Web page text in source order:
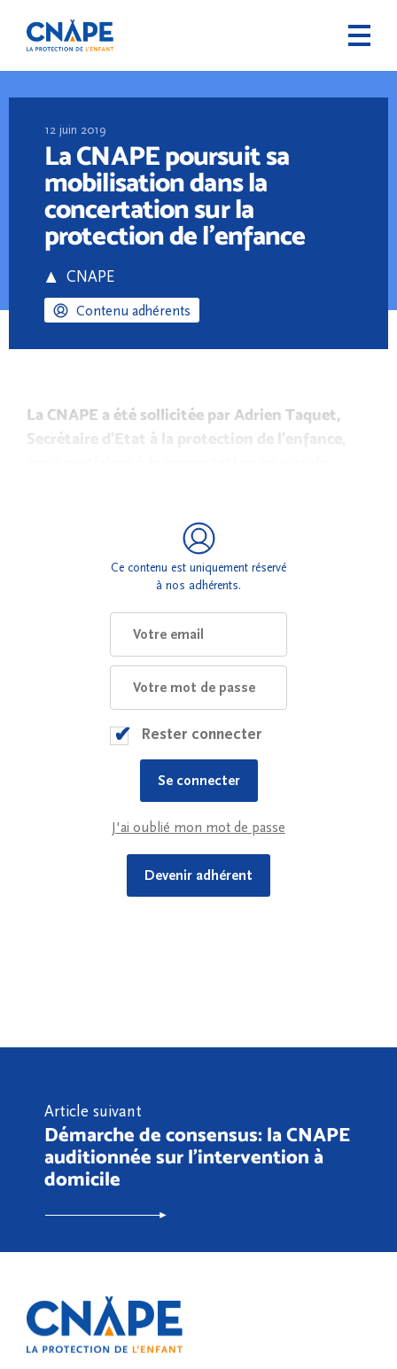
12 juin 2019
La CNAPE poursuit sa
mobilisation dans la
concertation sur la
protection de l’enfance
CNAPE
Contenu adhérents
La CNAPE a été sollicitée par Adrien Taquet,
Secrétaire d’Etat à la protection de l’enfance,
Ce contenu est uniquement réservé
à nos adhérents.
Rester connecter
J'ai oublié mon mot de passe
Devenir adhérent
Article suivant
Démarche de consensus: la CNAPE
auditionnée sur l'intervention à
domicile